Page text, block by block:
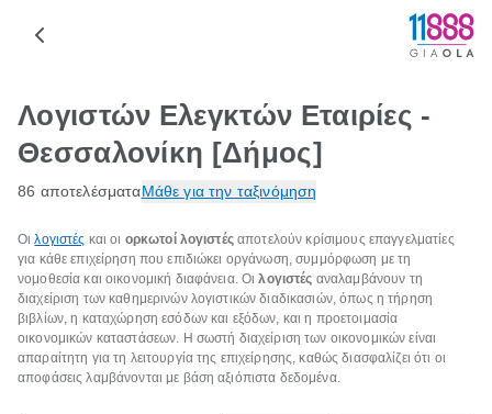
Λογιστών Ελεγκτών Εταιρίες -
Θεσσαλονίκη [Δήμος]
86 αποτελέσματαΜάθε για την ταξινόμηση
Οιλογιστές και οι ορκωτοί λογιστέςαποτελούν κρίσιμους επαγγελματίες
για κάθε επιχείρηση που επιδιώκει οργάνωση, συμμόρφωση με τη
νομοθεσία και οικονομική διαφάνεια. Οιλογιστές αναλαμβάνουν τη
διαχείριση των καθημερινών λογιστικών διαδικασιών, όπως η τήρηση
βιβλίων, η καταχώρηση εσόδων και εξόδων, και η προετοιμασία
οικονομικών καταστάσεων. Η σωστή διαχείριση των οικονομικών είναι
απαραίτητη για τη λειτουργία της επιχείρησης, καθώς διασφαλίζει ότι οι
αποφάσεις λαμβάνονται με βάση αξιόπιστα δεδομένα.